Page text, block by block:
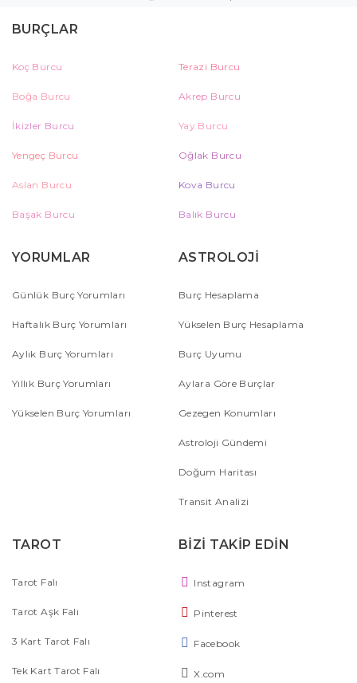
BURÇLAR
Koç Burcu Terazi Burcu
Boğa Burcu Akrep Burcu
İkizler Burcu Yay Burcu
Yengeç Burcu Oğlak Burcu
Aslan Burcu Kova Burcu
Başak Burcu Balık Burcu
YORUMLAR
Günlük Burç Yorumları
Haftalık Burç Yorumları
Aylık Burç Yorumları
Yıllık Burç Yorumları
Yükselen Burç Yorumları
ASTROLOJİ
Burç Hesaplama
Yükselen Burç Hesaplama
Burç Uyumu
Aylara Göre Burçlar
Gezegen Konumları
Astroloji Gündemi
Doğum Haritası
Transit Analizi
TAROT
Tarot Falı
Tarot Aşk Falı
3 Kart Tarot Falı
Tek Kart Tarot Falı
BİZİ TAKİP EDİN
Instagram
Pinterest
Facebook
X.com